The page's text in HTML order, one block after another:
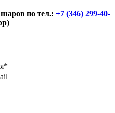
по тел.: +7 (346) 299-40-